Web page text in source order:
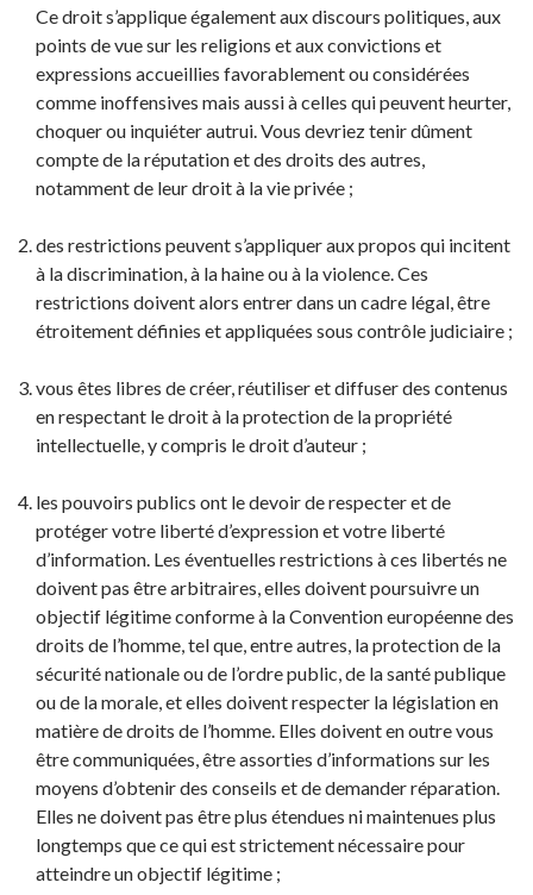
Ce droit s’applique également aux discours politiques, aux
points de vue sur les religions et aux convictions et
expressions accueillies favorablement ou considérées
comme inoffensives mais aussi à celles qui peuvent heurter,
choquer ou inquiéter autrui. Vous devriez tenir dûment
compte de la réputation et des droits des autres,
notamment de leur droit à la vie privée ;
des restrictions peuvent s’appliquer aux propos qui incitent
à la discrimination, à la haine ou à la violence. Ces
restrictions doivent alors entrer dans un cadre légal, être
étroitement définies et appliquées sous contrôle judiciaire ;
vous êtes libres de créer, réutiliser et diffuser des contenus
en respectant le droit à la protection de la propriété
intellectuelle, y compris le droit d’auteur ;
les pouvoirs publics ont le devoir de respecter et de
protéger votre liberté d’expression et votre liberté
d’information. Les éventuelles restrictions à ces libertés ne
doivent pas être arbitraires, elles doivent poursuivre un
objectif légitime conforme à la Convention européenne des
droits de l’homme, tel que, entre autres, la protection de la
sécurité nationale ou de l’ordre public, de la santé publique
ou de la morale, et elles doivent respecter la législation en
matière de droits de l’homme. Elles doivent en outre vous
être communiquées, être assorties d’informations sur les
moyens d’obtenir des conseils et de demander réparation.
Elles ne doivent pas être plus étendues ni maintenues plus
longtemps que ce qui est strictement nécessaire pour
atteindre un objectif légitime ;